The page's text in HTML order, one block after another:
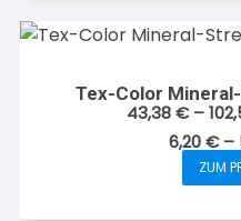
Tex-Color
43,38€–
6,20€–
ZUM